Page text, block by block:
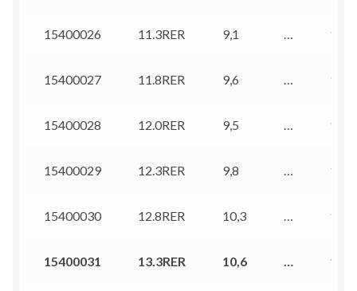
15400026 11.3RER 9,1 … 10,8
15400027 11.8RER 9,6 … 11,3
15400028 12.0RER 9,5 … 11,5
15400029 12.3RER 9,8 … 11,8
15400030 12.8RER 10,3 … 12,3
15400031 13.3RER 10,6 … 12,6